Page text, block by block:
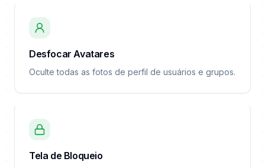
Desfocar Avatares
Oculte todas as fotos de perfil de usuários e grupos.
Tela de Bloqueio